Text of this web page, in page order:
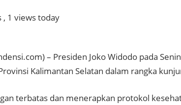
, 1 views today
– Presiden Joko Widodo pada
Kalimantan Selatan dalam rangka
terbatas dan menerapkan protokol